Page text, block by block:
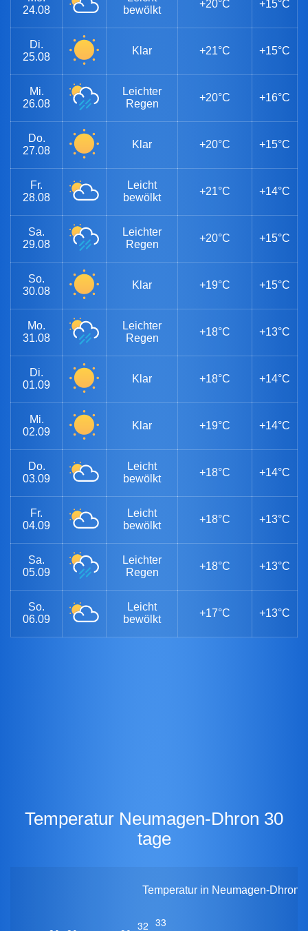
24.08
bewölkt
+20°C +15°C
Di.
25.08
Klar +21°C +15°C
Mi.
26.08
Leichter
Regen
+20°C +16°C
Do.
27.08
Klar +20°C +15°C
Fr.
28.08
Leicht
bewölkt
+21°C +14°C
Sa.
29.08
Leichter
Regen
+20°C +15°C
So.
30.08
Klar +19°C +15°C
Mo.
31.08
Leichter
Regen
+18°C +13°C
Di.
01.09
Klar +18°C +14°C
Mi.
02.09
Klar +19°C +14°C
Do.
03.09
Leicht
bewölkt
+18°C +14°C
Fr.
04.09
Leicht
bewölkt
+18°C +13°C
Sa.
05.09
Leichter
Regen
+18°C +13°C
So.
06.09
Leicht
bewölkt
+17°C +13°C
Temperatur Neumagen-Dhron 30
tage
Temperatur in Neumagen-Dhron